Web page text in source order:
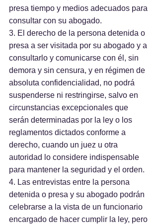
presa tiempo y medios adecuados para
consultar con su abogado.
3. El derecho de la persona detenida o
presa a ser visitada por su abogado y a
consultarlo y comunicarse con él, sin
demora y sin censura, y en régimen de
absoluta confidencialidad, no podrá
suspenderse ni restringirse, salvo en
circunstancias excepcionales que
serán determinadas por la ley o los
reglamentos dictados conforme a
derecho, cuando un juez u otra
autoridad lo considere indispensable
para mantener la seguridad y el orden.
4. Las entrevistas entre la persona
detenida o presa y su abogado podrán
celebrarse a la vista de un funcionario
encargado de hacer cumplir la ley, pero